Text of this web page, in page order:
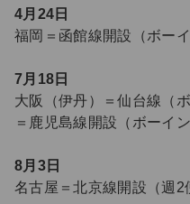
4月24日
福岡＝函館線開設（ボー
7月18日
大阪（伊丹）＝仙台線（
＝鹿児島線開設（ボーイ
8月3日
名古屋＝北京線開設（週2